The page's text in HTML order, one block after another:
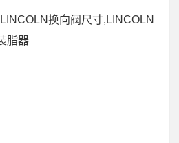
换向阀尺寸,LINCOLN
脂器